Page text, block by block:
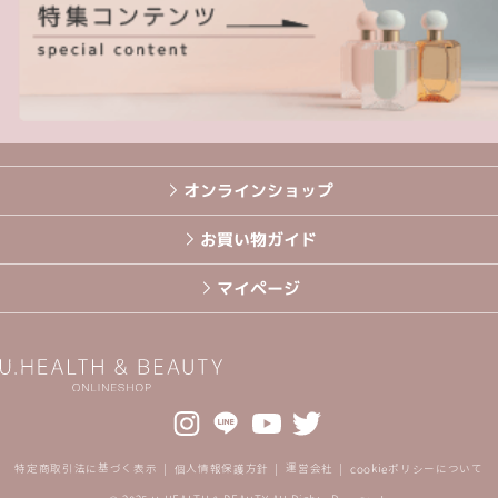
オンラインショップ
お買い物ガイド
マイページ
特定商取引法に基づく表示 個人情報保護方針 運営会社 cookieポリシーについて